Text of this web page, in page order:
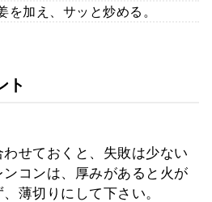
加え、サッと炒める。
ト
せておくと、失敗は少ない
コンは、厚みがあると火が
薄切りにして下さい。